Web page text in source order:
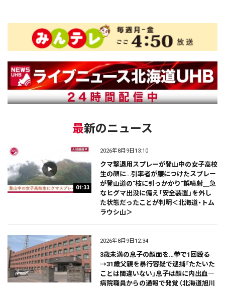
最新のニュース
01:33
2026年8月9日13:10
クマ撃退用スプレーが登山中の女子高校
生の顔に…引率者が腰につけたスプレー
が登山道の"枝に引っかかり"誤噴射＿急
なヒグマ出没に備え「安全装置」を外し
た状態だったことが判明＜北海道・トム
ラウシ山＞
2026年8月9日12:34
3歳未満の息子の顔面を…拳で1回殴る
→31歳父親を暴行容疑で逮捕「たたいた
ことは間違いない」息子は顔に内出血―
病院職員からの通報で発覚〈北海道旭川